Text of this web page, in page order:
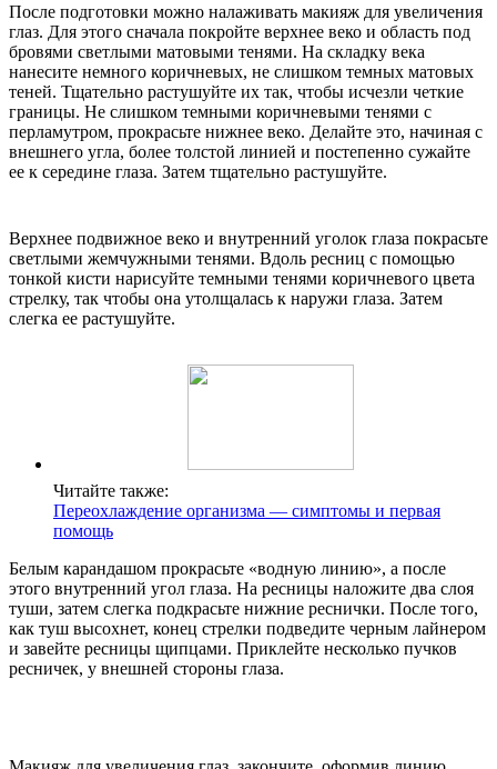
После подготовки можно налаживать макияж для увеличения
глаз. Для этого сначала покройте верхнее веко и область под
бровями светлыми матовыми тенями. На складку века
нанесите немного коричневых, не слишком темных матовых
теней. Тщательно растушуйте их так, чтобы исчезли четкие
границы. Не слишком темными коричневыми тенями с
перламутром, прокрасьте нижнее веко. Делайте это, начиная с
внешнего угла, более толстой линией и постепенно сужайте
ее к середине глаза. Затем тщательно растушуйте.
Верхнее подвижное веко и внутренний уголок глаза покрасьте
светлыми жемчужными тенями. Вдоль ресниц с помощью
тонкой кисти нарисуйте темными тенями коричневого цвета
стрелку, так чтобы она утолщалась к наружи глаза. Затем
слегка ее растушуйте.
Читайте также:
Переохлаждение организма — симптомы и первая
помощь
Белым карандашом прокрасьте «водную линию», а после
этого внутренний угол глаза. На ресницы наложите два слоя
туши, затем слегка подкрасьте нижние реснички. После того,
как туш высохнет, конец стрелки подведите черным лайнером
и завейте ресницы щипцами. Приклейте несколько пучков
ресничек, у внешней стороны глаза.